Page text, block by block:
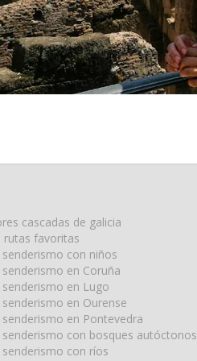
cascadas de galicia
rutas favoritas
senderismo con niños
senderismo en Coruña
senderismo en Lugo
senderismo en Ourense
senderismo en Pontevedra
senderismo con bosques autóctonos
senderismo con ríos